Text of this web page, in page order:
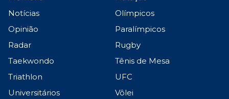
Notícias
Olímpicos
Opinião
Paralímpicos
Radar
Rugby
Taekwondo
Tênis de Mesa
Triathlon
UFC
Universitários
Vôlei